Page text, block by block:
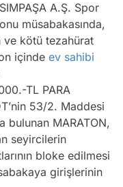
A.Ş. Spor
müsabakasında,
ve kötü tezahürat
içinde ev sahibi
TL PARA
53/2. Maddesi
bulunan MARATON,
seyircilerin
bloke edilmesi
girişlerinin